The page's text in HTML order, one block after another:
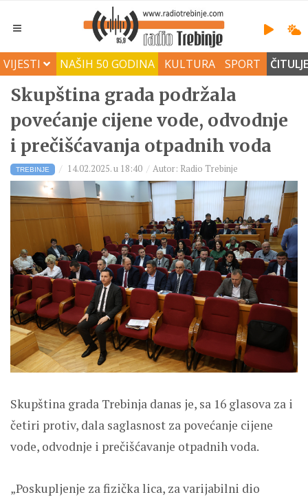
VIJESTI NAŠIH 50 GODINA KULTURA SPORT ČITULJE
Skupština grada podržala
povećanje cijene vode, odvodnje
i prečišćavanja otpadnih voda
TREBINJE 14.02.2025. u 18:40 Autor: Radio Trebinje
Skupština grada Trebinja danas je, sa 16 glasova za i
četiri protiv, dala saglasnost za povećanje cijene
vode, odvodnje i prečišćavanje otpadnih voda.
„Poskupljenje za fizička lica, za varijabilni dio